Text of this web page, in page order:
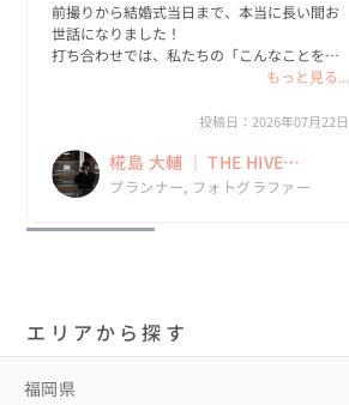
前撮りから結婚式当日まで、本当に長い間お
世話になりました！
打ち合わせでは、私たちの「こんなことをし
てみたい！」という話をすると、「いいです
きに受け止めてくださって、一緒に結婚式を
もっと見る...
投稿日：2026年07月22日
椛島 大輔 ｜ THE HIVE
WEDDING
プランナー, フォトグラファー
エリアから探す
福岡県